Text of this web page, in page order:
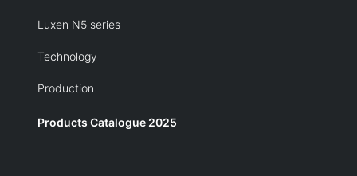
Luxen N5 series
Technology
Production
Products Catalogue 2025